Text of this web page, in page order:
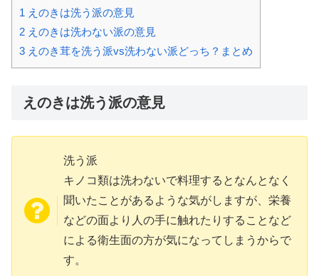
1 えのきは洗う派の意見
2 えのきは洗わない派の意見
3 えのき茸を洗う派vs洗わない派どっち？まとめ
えのきは洗う派の意見
洗う派
キノコ類は洗わないで料理するとなんとなく
聞いたことがあるような気がしますが、栄養
などの面より人の手に触れたりすることなど
による衛生面の方が気になってしまうからで
す。